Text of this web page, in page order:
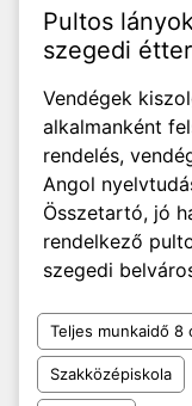
Pultos
szegedi
Vendégek
alkalmanként
rendelés,
Angol
Összetartó, jó
rendelkező
szegedi
Teljes munkaidő 8
Szakközépiskola